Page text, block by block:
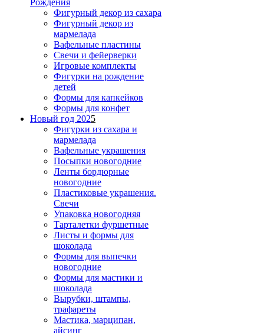
Фигурный декор из сахара
Фигурный декор из
мармелада
Вафельные пластины
Свечи и фейерверки
Игровые комплекты
Фигурки на рождение
детей
Формы для капкейков
Формы для конфет
Новый год 2025
Фигурки из сахара и
мармелада
Вафельные украшения
Посыпки новогодние
Ленты бордюрные
новогодние
Пластиковые украшения.
Свечи
Упаковка новогодняя
Тарталетки фуршетные
Листы и формы для
шоколада
Формы для выпечки
новогодние
Формы для мастики и
шоколада
Вырубки, штампы,
трафареты
Мастика, марципан,
айсинг